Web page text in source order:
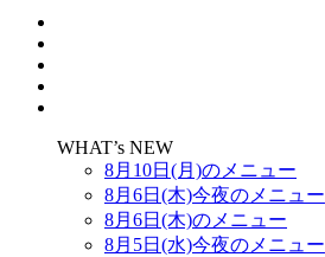
WHAT’s NEW
8月10日(月)のメニュー
8月6日(木)今夜のメニュー
8月6日(木)のメニュー
8月5日(水)今夜のメニュー